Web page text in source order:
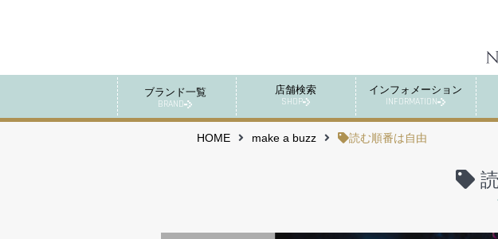
ブランド一覧
BRAND
店舗検索
SHOP
インフォメーション
INFORMATION
HOME make a buzz 読む順番は自由